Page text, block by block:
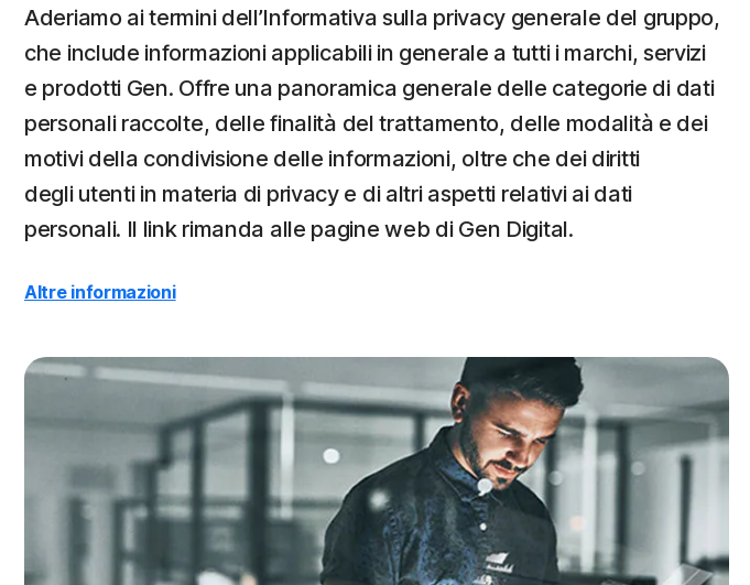
Aderiamo ai termini dell’Informativa sulla privacy generale del gruppo,
che include informazioni applicabili in generale a tutti i marchi, servizi
e prodotti Gen. Offre una panoramica generale delle categorie di dati
personali raccolte, delle finalità del trattamento, delle modalità e dei
motivi della condivisione delle informazioni, oltre che dei diritti
degli utenti in materia di privacy e di altri aspetti relativi ai dati
personali. Il link rimanda alle pagine web di Gen Digital.
Altre informazioni